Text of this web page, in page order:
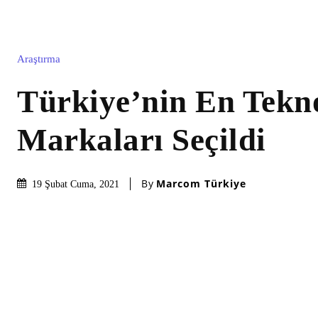
Araştırma
Türkiye’nin En
Markaları Seçildi
19 Şubat Cuma, 2021 By Marcom Türkiye